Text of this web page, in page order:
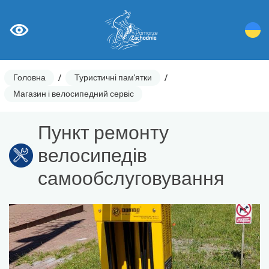
Головна / Туристичні пам'ятки
/
Магазин і велосипедний сервіс
Пункт ремонту
велосипедів
самообслуговування